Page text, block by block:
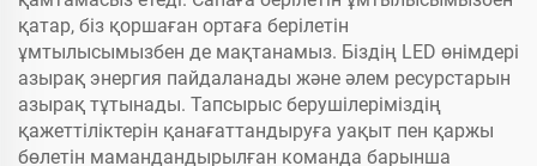
қатар, біз қоршаған ортаға берілетін
ұмтылысымызбен де мақтанамыз. Біздің LED өнімдері
азырақ энергия пайдаланады және әлем ресурстарын
азырақ тұтынады. Тапсырыс берушілеріміздің
қажеттіліктерін қанағаттандыруға уақыт пен қаржы
бөлетін мамандандырылған команда барынша